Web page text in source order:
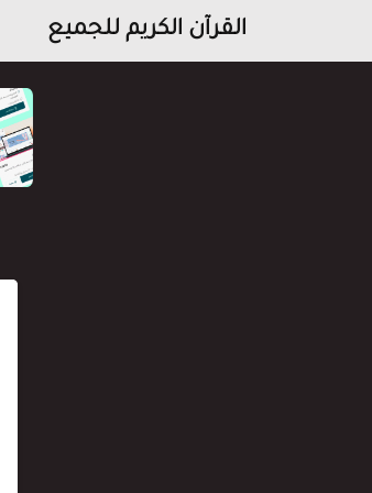
القرآن الكريم للجميع